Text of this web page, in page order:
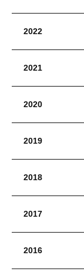
2022
2021
2020
2019
2018
2017
2016